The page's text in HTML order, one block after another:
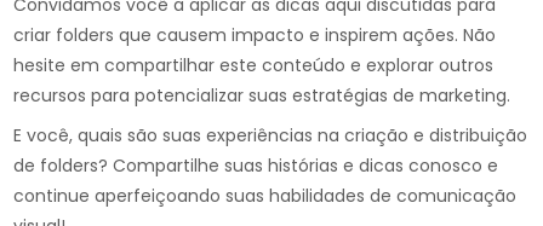
Convidamos você a aplicar as dicas aqui discutidas para
criar folders que causem impacto e inspirem ações. Não
hesite em compartilhar este conteúdo e explorar outros
recursos para potencializar suas estratégias de marketing.
E você, quais são suas experiências na criação e distribuição
de folders? Compartilhe suas histórias e dicas conosco e
continue aperfeiçoando suas habilidades de comunicação